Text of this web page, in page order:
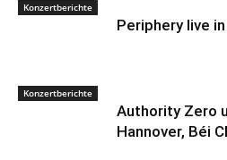
Konzertberichte
Periphery live
Konzertberichte
Authority Zero
Hannover, Béi